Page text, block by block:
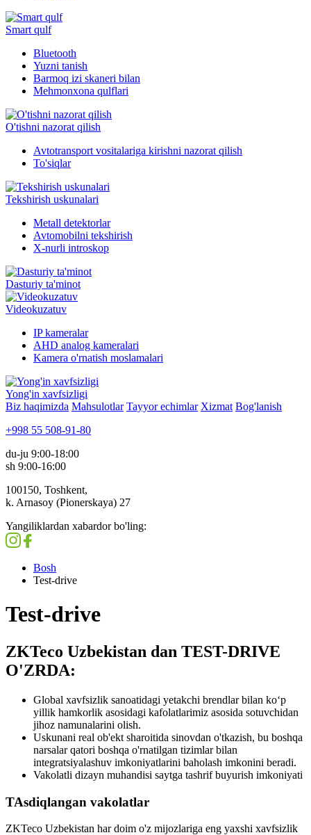
Smart qulf
Bluetooth
Yuzni tanish
Barmoq izi skaneri bilan
Mehmonxona qulflari
O'tishni nazorat qilish
Avtotransport vositalariga kirishni nazorat qilish
To'siqlar
Tekshirish uskunalari
Metall detektorlar
Avtomobilni tekshirish
X-nurli introskop
Dasturiy ta'minot
Videokuzatuv
IP kameralar
AHD analog kameralari
Kamera o'rnatish moslamalari
Yong'in xavfsizligi
Biz haqimizda Mahsulotlar Tayyor echimlar Xizmat Bog'lanish
+998 55 508-91-80
du-ju 9:00-18:00
sh 9:00-16:00
100150, Toshkent,
k. Arnasoy (Pionerskaya) 27
Yangiliklardan xabardor bo'ling:
Bosh
Test-drive
Test-drive
ZKTeco Uzbekistan dan TEST-DRIVE
O'ZRDA:
Global xavfsizlik sanoatidagi yetakchi brendlar bilan koʻp
yillik hamkorlik asosidagi kafolatlarimiz asosida sotuvchidan
jihoz namunalarini olish.
Uskunani real ob'ekt sharoitida sinovdan o'tkazish, bu boshqa
narsalar qatori boshqa o'rnatilgan tizimlar bilan
integratsiyalashuv imkoniyatlarini baholash imkonini beradi.
Vakolatli dizayn muhandisi saytga tashrif buyurish imkoniyati
TAsdiqlangan vakolatlar
ZKTeco Uzbekistan har doim o'z mijozlariga eng yaxshi xavfsizlik